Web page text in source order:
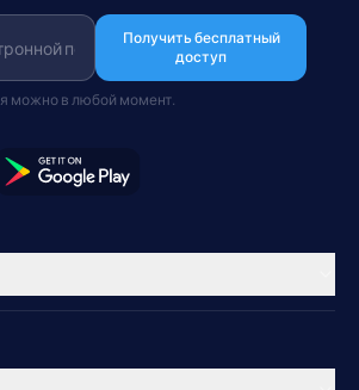
Получить бесплатный
доступ
можно в любой момент.